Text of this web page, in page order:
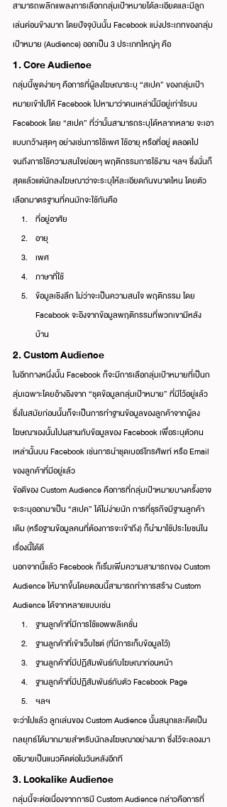
สามารถพลิกแพลงการเลือกกลุ่มเป้าหมายได้ละเอียดและมีลูก
เล่นค่อนข้างมาก โดยปัจจุบันนั้น Facebook แบ่งประเภทของกลุ่ม
เป้าหมาย (Audience) ออกเป็น 3 ประเภทใหญ่ๆ คือ
1. Core Audience
กลุ่มนี้พูดง่ายๆ คือการที่ผู้ลงโฆษณาระบุ “สเปค” ของกลุ่มเป้า
หมายเข้าไปให้ Facebook ไปหามาว่าคนเหล่านี้มีอยู่เท่าไรบน
Facebook โดย “สเปค” ที่ว่านั้นสามารถระบุได้หลากหลาย จะเอา
แบบกว้างสุดๆ อย่างเช่นการใช้เพศ ใช้อายุ หรือที่อยู่ ตลอดไป
จนถึงการใช้ความสนใจย่อยๆ พฤติกรรมการใช้งาน ฯลฯ ซึ่งนั่นก็
สุดแล้วแต่นักลงโฆษณาว่าจะระบุให้ละเอียดกันขนาดไหน โดยตัว
เลือกมาตรฐานที่คนมักจะใช้กันคือ
ที่อยู่อาศัย
อายุ
เพศ
ภาษาที่ใช้
ข้อมูลเชิงลึก ไม่ว่าจะเป็นความสนใจ พฤติกรรม โดย
Facebook จะอิงจากข้อมูลพฤติกรรมที่พวกเขามีหลัง
บ้าน
2. Custom Audience
ในอีกทางหนึ่งนั้น Facebook ก็จะมีการเลือกลุ่มเป้าหมายที่เป็นก
ลุ่มเฉพาะโดยอ้างอิงจาก “ชุดข้อมูลกลุ่มเป้าหมาย” ที่มีไว้อยู่แล้ว
ซึ่งในสมัยก่อนนั้นก็จะเป็นการทำฐานข้อมูลของลูกค้าจากผู้ลง
โฆษณาเองนั้นไปผสานกับข้อมูลของ Facebook เพื่อระบุตัวคน
เหล่านั้นบน Facebook เช่นการนำชุดเบอร์โทรศัพท์ หรือ Email
ของลูกค้าที่มีอยู่แล้ว
ข้อดีของ Custom Audience คือการที่กลุ่มเป้าหมายบางครั้งอาจ
จะระบุออกมาเป็น “สเปค” ได้ไม่ง่ายนัก การที่ธุรกิจมีฐานลูกค้า
เดิม (หรือฐานข้อมูลคนที่ต้องการจะเข้าถึง) ก็นำมาใช้ประโยชน์ใน
เรื่องนี้ได้ดี
นอกจากนี้แล้ว Facebook ก็เริ่มเพิ่มความสามารถของ Custom
Audience ให้มากขึ้นโดยตอนนี้สามารถทำการสร้าง Custom
Audience ได้จากหลายแบบเช่น
ฐานลูกค้าที่มีการใช้แอพพลิเคชั่น
ฐานลูกค้าที่เข้าเว็บไซต์ (ที่มีการเก็บข้อมูลไว้)
ฐานลูกค้าที่มีปฏิสัมพันธ์กับโฆษณาก่อนหน้า
ฐานลูกค้าที่มีปฏิสัมพันธ์กับตัว Facebook Page
ฯลฯ
จะว่าไปแล้ว ลูกเล่นของ Custom Audience นั้นสนุกและคิดเป็น
กลยุทธ์ได้มากมายสำหรับนักลงโฆษณาอย่างมาก ซึ่งไว้จะลองมา
อธิบายเป็นแนวคิดต่อในวันหลังอีกที
3. Lookalike Audience
กลุ่มนี้จะต่อเนื่องจากการมี Custom Audience กล่าวคือการที่